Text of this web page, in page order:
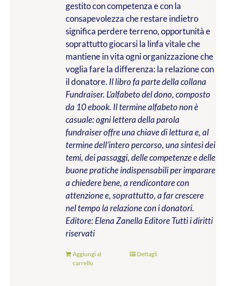
gestito con competenza e con la
consapevolezza che restare indietro
significa perdere terreno, opportunità e
soprattutto giocarsi la linfa vitale che
mantiene in vita ogni organizzazione che
voglia fare la differenza: la relazione con
il donatore. Il libro fa parte della collana
Fundraiser. L’alfabeto del dono, composto
da 10 ebook. Il termine alfabeto non è
casuale: ogni lettera della parola
fundraiser offre una chiave di lettura e, al
termine dell’intero percorso, una sintesi dei
temi, dei passaggi, delle competenze e delle
buone pratiche indispensabili per imparare
a chiedere bene, a rendicontare con
attenzione e, soprattutto, a far crescere
nel tempo la relazione con i donatori.
Editore: Elena Zanella EditoreTutti i diritti
riservati
Aggiungi al
carrello
Dettagli